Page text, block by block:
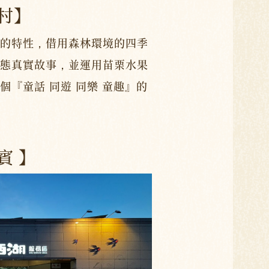
特性，借用森林環境的四季
真實故事，並運用苗栗水果
『童話 同遊 同樂 童趣』的
】